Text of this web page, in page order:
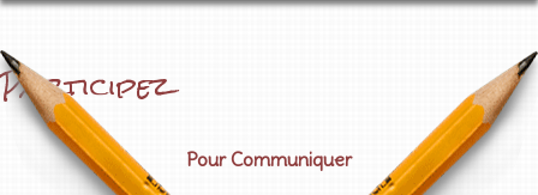
Participez
Pour Communiquer